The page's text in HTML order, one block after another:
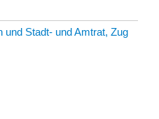
und Stadt- und Amtrat, Zug